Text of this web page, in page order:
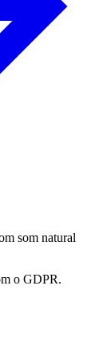
som natural
o GDPR.